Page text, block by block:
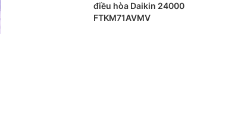
điều hòa Daikin 24000
FTKM71AVMV